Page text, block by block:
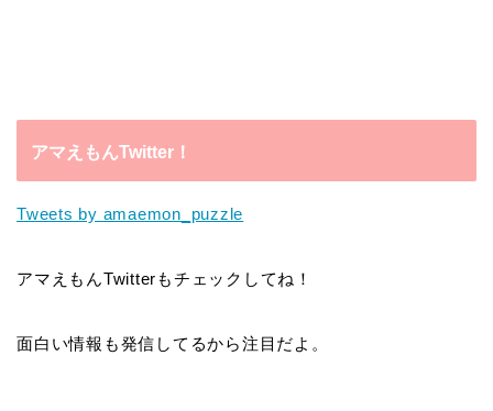
アマえもんTwitter！
Tweets by amaemon_puzzle
アマえもんTwitterもチェックしてね！
面白い情報も発信してるから注目だよ。